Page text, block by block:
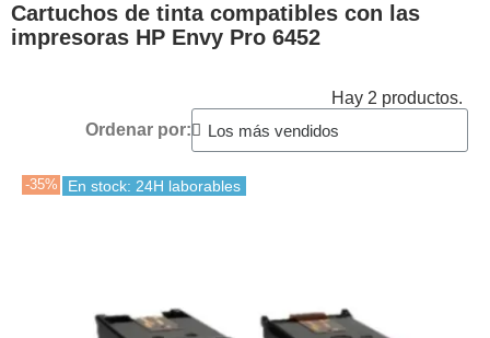
Cartuchos de tinta compatibles con las
impresoras HP Envy Pro 6452
Hay 2 productos.
Ordenar por:
-35% En stock: 24H laborables